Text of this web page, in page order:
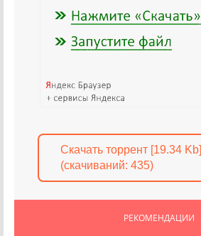
Скачать торрент [19.34 Kb]
(cкачиваний: 435)
РЕКОМЕНДАЦИИ